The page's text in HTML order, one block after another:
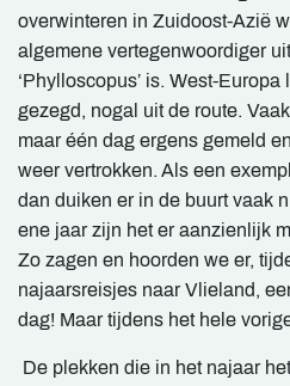
overwinteren in Zuidoost-Azië
algemene vertegenwoordiger
‘Phylloscopus’ is. West-
gezegd, nogal uit de route.
maar één dag ergens gemeld
weer vertrokken. Als een
dan duiken er in de buurt vaak
ene jaar zijn het er aanzienlijk
Zo zagen en hoorden we er,
najaarsreisjes naar Vlieland,
dag! Maar tijdens het hele
De plekken die in het najaar